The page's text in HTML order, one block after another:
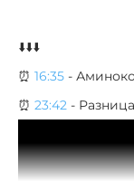
⬇️⬇️⬇️
⏰ 16:35 -
⏰ 23:42 -